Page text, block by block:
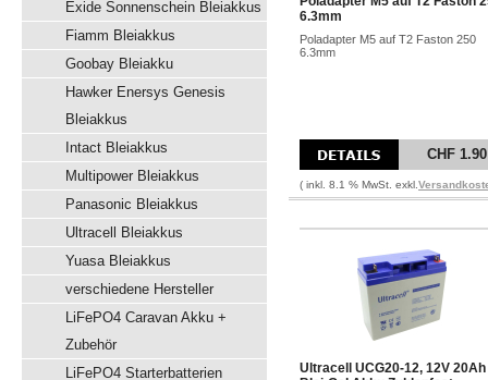
Exide Sonnenschein Bleiakkus
Fiamm Bleiakkus
Goobay Bleiakku
Hawker Enersys Genesis
Bleiakkus
Intact Bleiakkus
Multipower Bleiakkus
Panasonic Bleiakkus
Ultracell Bleiakkus
Yuasa Bleiakkus
verschiedene Hersteller
LiFePO4 Caravan Akku +
Zubehör
LiFePO4 Starterbatterien
6.3mm
Poladapter M5 auf T2 Faston 250
6.3mm
CHF 1.90
( inkl. 8.1 % MwSt. exkl.
Ultracell UCG20-12, 12V 20Ah